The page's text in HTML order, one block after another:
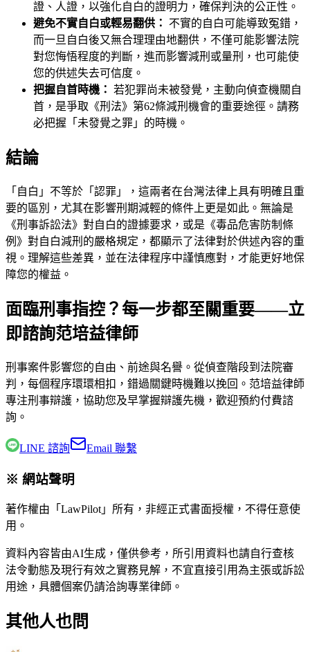
證、人證，以強化自白的證明力，確保判決的公正性。
避免不實自白或輕易翻供：
不實的自白可能導致冤錯，
而一旦自白後又無合理理由地翻供，不僅可能影響法院
對您悔悟程度的判斷，進而影響減刑或量刑，也可能使
您的供述失去可信度。
把握自首時機： 若犯罪尚未被發覺，主動向偵查機關自
首，是爭取《刑法》第62條減刑機會的重要途徑。請務
必把握「未發覺之罪」的時機。
結論
「自白」不等於「認罪」，這兩者在台灣法律上具有明確且重
要的區別，尤其在影響刑期減輕的條件上更是如此。無論是
《刑事訴訟法》對自白的證據要求，或是《毒品危害防制條
例》對自白減刑的嚴格規定，都顯示了法律對於供述內容的重
視。理解這些差異，並在法律程序中謹慎應對，才能更好地保
障您的權益。
面臨刑事指控？每一步都至關重要——立
即諮詢范培益律師
刑事案件影響您的自由、前途與名譽。從偵查階段到法院審
判，每個程序環環相扣，錯過關鍵時機難以挽回。 范培益律師
專注刑事辯護，協助您及早掌握辯護先機，歡迎預約付費諮
詢。
LINE 諮詢 Email 聯繫
※ 網站聲明
著作權由「LawPilot」所有，非經正式書面授權，不得任意使
用。
資料內容皆由AI生成，僅供參考，所引用資料也請自行查核
法令動態及現行有效之實務見解，不宜直接引用為主張或訴訟
用途，具體個案仍請洽詢專業律師。
其他人也問